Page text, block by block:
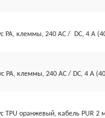
PA, клеммы, 240 AC / DC, 4 А
PA, клеммы, 240 AC / DC, 4 А
TPU оранжевый, кабель PUR 2